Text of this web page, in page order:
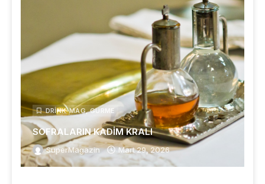
DRINK-MAG,GURME
SOFRALARIN KADİM KRALI
SuperMagazin Mart 29, 2026